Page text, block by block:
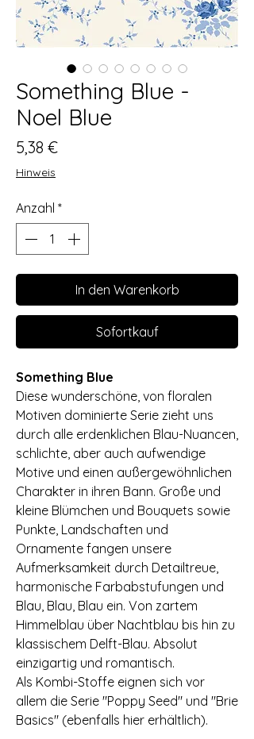
Something Blue -
Noel Blue
5,38 €Preis
Hinweis
Anzahl *
In den Warenkorb
Sofortkauf
Something Blue
Diese wunderschöne, von floralen
Motiven dominierte Serie zieht uns
durch alle erdenklichen Blau-Nuancen,
schlichte, aber auch aufwendige
Motive und einen außergewöhnlichen
Charakter in ihren Bann. Große und
kleine Blümchen und Bouquets sowie
Punkte, Landschaften und
Ornamente fangen unsere
Aufmerksamkeit durch Detailtreue,
harmonische Farbabstufungen und
Blau, Blau, Blau ein. Von zartem
Himmelblau über Nachtblau bis hin zu
klassischem Delft-Blau. Absolut
einzigartig und romantisch.
Als Kombi-Stoffe eignen sich vor
allem die Serie "Poppy Seed" und "Brie
Basics" (ebenfalls hier erhältlich).